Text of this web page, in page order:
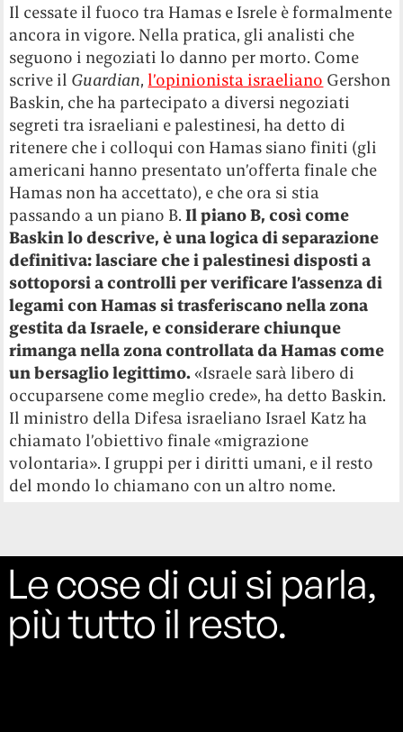
Il cessate il fuoco tra Hamas e Isrele è formalmente
ancora in vigore. Nella pratica, gli analisti che
seguono i negoziati lo danno per morto. Come
scrive il Guardian, l’opinionista israeliano Gershon
Baskin, che ha partecipato a diversi negoziati
segreti tra israeliani e palestinesi, ha detto di
ritenere che i colloqui con Hamas siano finiti (gli
americani hanno presentato un’offerta finale che
Hamas non ha accettato), e che ora si stia
passando a un piano B.Il piano B, così come
Baskin lo descrive, è una logica di separazione
definitiva: lasciare che i palestinesi disposti a
sottoporsi a controlli per verificare l’assenza di
legami con Hamas si trasferiscano nella zona
gestita da Israele, e considerare chiunque
rimanga nella zona controllata da Hamas come
un bersaglio legittimo.«Israele sarà libero di
occuparsene come meglio crede», ha detto Baskin.
Il ministro della Difesa israeliano Israel Katz ha
chiamato l’obiettivo finale «migrazione
volontaria». I gruppi per i diritti umani, e il resto
del mondo lo chiamano con un altro nome.
Le cose di cui si parla,
più tutto il resto.